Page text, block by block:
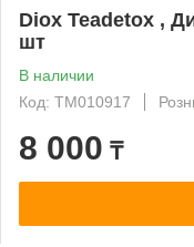
Diox Teadetox ,
шт
В наличии
Код: ТМ010917
8 000 ₸